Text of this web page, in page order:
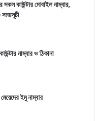
সকল কাউন্টার মোবাইল নাম্বার,
সময়সূচী
নাম্বার ও ঠিকানা
ইমু নাম্বার